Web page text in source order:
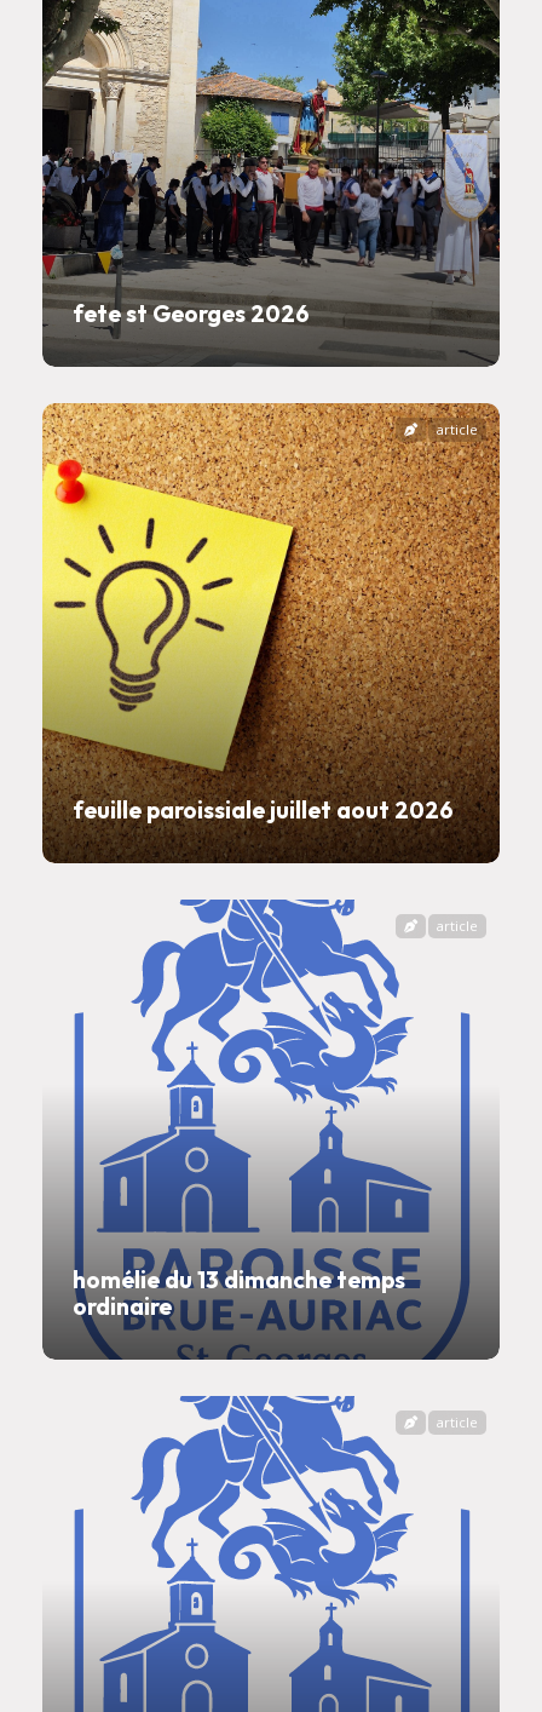
fete st Georges 2026
feuille paroissiale juillet aout 2026
article
homélie du 13 dimanche temps
ordinaire
article
article